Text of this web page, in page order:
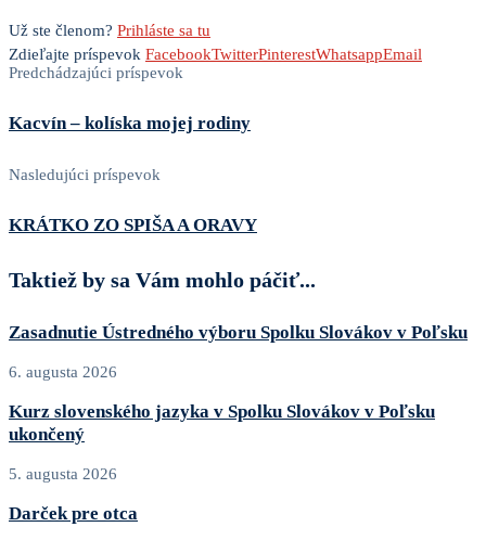
Už ste členom? Prihláste sa tu
Zdieľajte príspevok FacebookTwitterPinterestWhatsappEmail
Predchádzajúci príspevok
Kacvín – kolíska mojej rodiny
Nasledujúci príspevok
KRÁTKO ZO SPIŠA A ORAVY
Taktiež by sa Vám mohlo páčiť...
Zasadnutie Ústredného výboru Spolku Slovákov v Poľsku
6. augusta 2026
Kurz slovenského jazyka v Spolku Slovákov v Poľsku
ukončený
5. augusta 2026
Darček pre otca